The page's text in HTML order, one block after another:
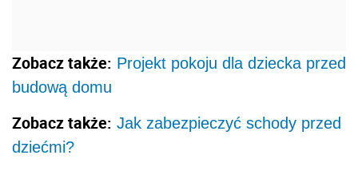
Zobacz także: Projekt pokoju dla dziecka przed
budową domu
Zobacz także: Jak zabezpieczyć schody przed
dziećmi?